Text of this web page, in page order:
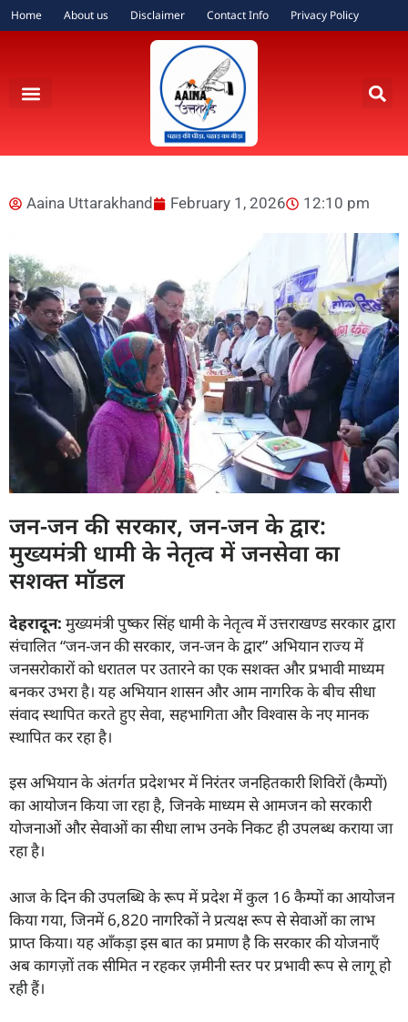
Home About us Disclaimer Contact Info Privacy Policy
Aaina Uttarakhand February 1, 2026 12:10 pm
जन-जन की सरकार, जन-जन के द्वार:
मुख्यमंत्री धामी के नेतृत्व में जनसेवा का
सशक्त मॉडल
देहरादून: मुख्यमंत्री पुष्कर सिंह धामी के नेतृत्व में उत्तराखण्ड सरकार द्वारा
संचालित “जन-जन की सरकार, जन-जन के द्वार” अभियान राज्य में
जनसरोकारों को धरातल पर उतारने का एक सशक्त और प्रभावी माध्यम
बनकर उभरा है। यह अभियान शासन और आम नागरिक के बीच सीधा
संवाद स्थापित करते हुए सेवा, सहभागिता और विश्वास के नए मानक
स्थापित कर रहा है।
इस अभियान के अंतर्गत प्रदेशभर में निरंतर जनहितकारी शिविरों (कैम्पों)
का आयोजन किया जा रहा है, जिनके माध्यम से आमजन को सरकारी
योजनाओं और सेवाओं का सीधा लाभ उनके निकट ही उपलब्ध कराया जा
रहा है।
आज के दिन की उपलब्धि के रूप में प्रदेश में कुल 16 कैम्पों का आयोजन
किया गया, जिनमें 6,820 नागरिकों ने प्रत्यक्ष रूप से सेवाओं का लाभ
प्राप्त किया। यह आँकड़ा इस बात का प्रमाण है कि सरकार की योजनाएँ
अब कागज़ों तक सीमित न रहकर ज़मीनी स्तर पर प्रभावी रूप से लागू हो
रही हैं।